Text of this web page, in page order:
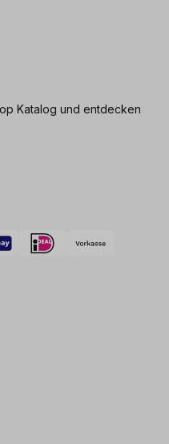
Katalog und entdecken